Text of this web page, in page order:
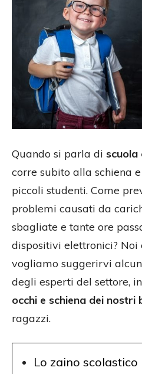
Quando si parla di scuola
corre subito alla schiena
piccoli studenti. Come
problemi causati da
sbagliate e tante ore
dispositivi elettronici? Noi
vogliamo suggerirvi
degli esperti del settore,
occhi e schiena dei nostri
ragazzi.
Lo zaino